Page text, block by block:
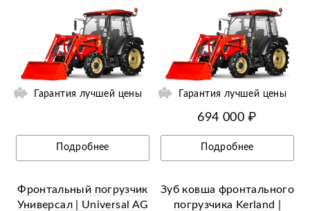
Гарантия лучшей цены
Подробнее
Ещё 3 фотографии
Гарантия лучшей цены
694 000 ₽
Подробнее
Фронтальный погрузчик
Универсал | Universal AG
Зуб ковша фронтального
погрузчика Kerland |